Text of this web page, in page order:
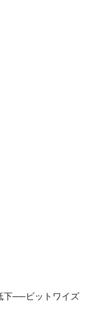
下──ビットワイズ